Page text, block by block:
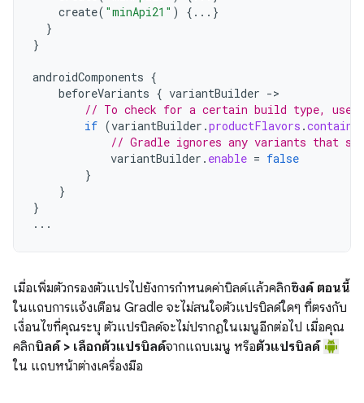
create( "minApi21" )
{...}
}
}
androidComponents {
beforeVariants { variantBuilder ->
// To check for a certain build type, use
if (variantBuilder .productFlavors .
// Gradle ignores any variants that
variantBuilder . enable = false
}
}
}
...
เมื่อเพิ่มตัวกรองตัวแปรไปยังการกำหนดค่าบิลด์แล้วคลิกซิงค์ ตอนนี้
ในแถบการแจ้งเตือน Gradle จะไม่สนใจตัวแปรบิลด์ใดๆ ที่ตรงกับ
เงื่อนไขที่คุณระบุ ตัวแปรบิลด์จะไม่ปรากฏในเมนูอีกต่อไป เมื่อคุณ
คลิกบิลด์ > เลือกตัวแปรบิลด์จากแถบเมนู หรือตัวแปรบิลด์
ใน แถบหน้าต่างเครื่องมือ